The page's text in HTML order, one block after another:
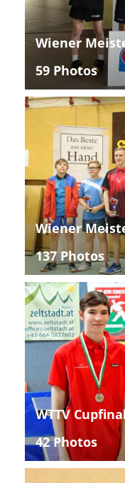
Wiener
59 Photos
Wiener
137 Photos
WTTV
42 Photos